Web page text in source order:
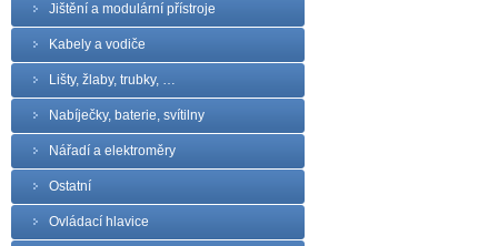
Jištění a modulární přístroje
Kabely a vodiče
Lišty, žlaby, trubky, …
Nabíječky, baterie, svítilny
Nářadí a elektroměry
Ostatní
Ovládací hlavice